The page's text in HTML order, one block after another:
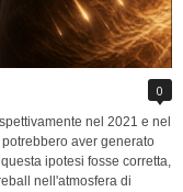
0
nel 2021 e nel
aver generato
ipotesi fosse corretta,
nell'atmosfera di